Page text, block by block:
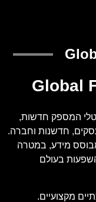
המספק חדשות,
חדשנות וחברה.
מידע, במטרה
בעולם
מקצועיים.